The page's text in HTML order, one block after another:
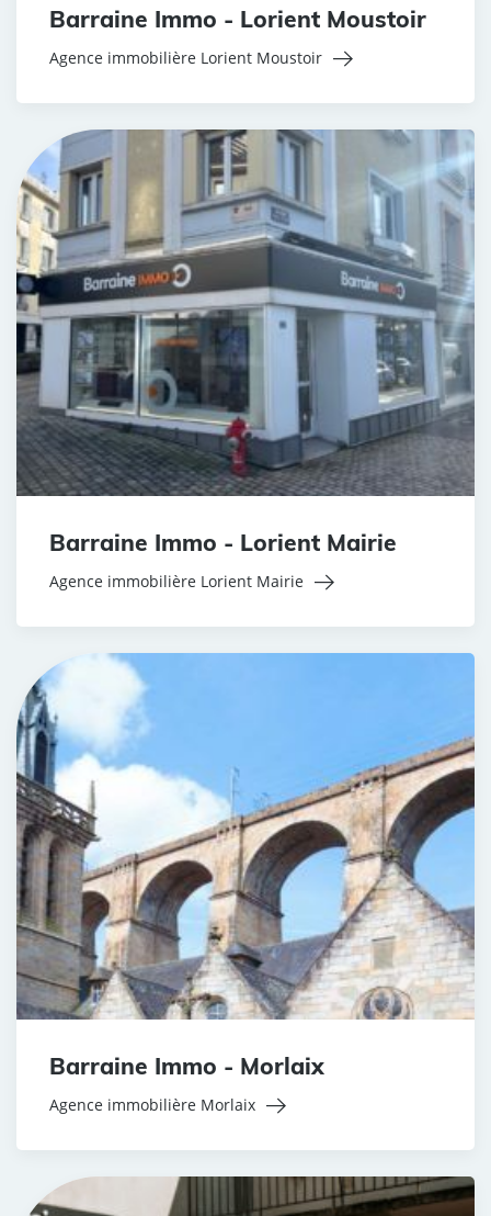
Barraine Immo - Lorient Moustoir
Agence immobilière Lorient Moustoir
Barraine Immo - Lorient Mairie
Agence immobilière Lorient Mairie
Barraine Immo - Morlaix
Agence immobilière Morlaix